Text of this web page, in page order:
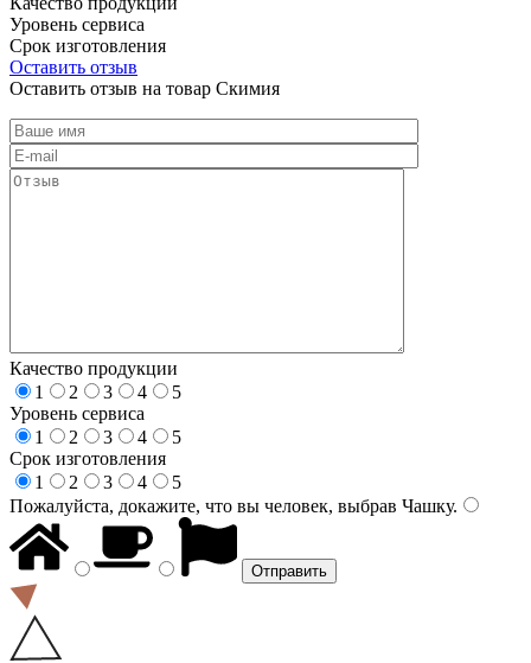
Уровень сервиса
Срок изготовления
Оставить отзыв
Оставить отзыв на товар Скимия
Качество продукции
1
2 3 4
5
Уровень сервиса
1
2 3 4
5
Срок изготовления
1
2 3 4
5
Пожалуйста, докажите, что вы человек, выбрав Чашку.